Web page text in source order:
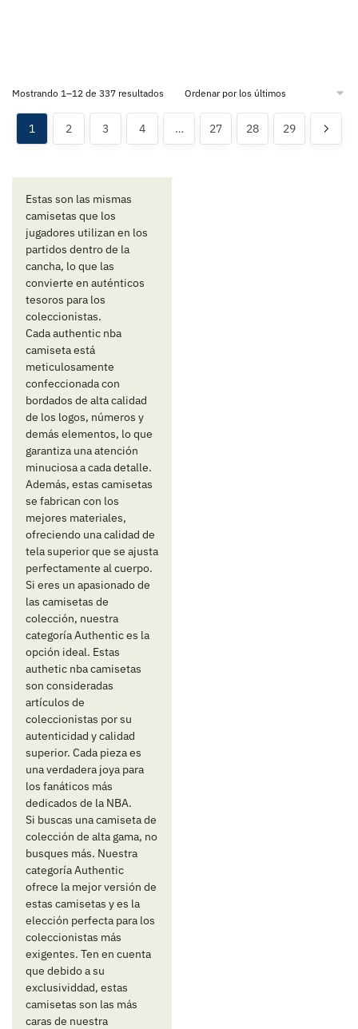
Estas son las mismas
camisetas que los
jugadores utilizan en los
partidos dentro de la
cancha, lo que las
convierte en auténticos
tesoros para los
coleccionistas.
Cada authentic nba
camiseta está
meticulosamente
confeccionada con
bordados de alta calidad
de los logos, números y
demás elementos, lo que
garantiza una atención
minuciosa a cada detalle.
Además, estas camisetas
se fabrican con los
mejores materiales,
ofreciendo una calidad de
tela superior que se ajusta
perfectamente al cuerpo.
Si eres un apasionado de
las camisetas de
colección, nuestra
categoría Authentic es la
opción ideal. Estas
authetic nba camisetas
son consideradas
artículos de
coleccionistas por su
autenticidad y calidad
superior. Cada pieza es
una verdadera joya para
los fanáticos más
dedicados de la NBA.
Si buscas una camiseta de
colección de alta gama, no
busques más. Nuestra
categoría Authentic
ofrece la mejor versión de
estas camisetas y es la
elección perfecta para los
coleccionistas más
exigentes. Ten en cuenta
que debido a su
exclusividdad, estas
camisetas son las más
caras de nuestra
Mostrando 1–12 de 337 resultados
1 2 3 4 … 27 28 29